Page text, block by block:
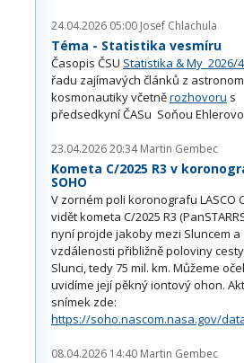
24.04.2026 05:00 Josef Chlachula
Téma - Statistika vesmíru
Časopis ČSU Statistika & My 2026/4
řadu zajímavých článků z
kosmonautiky včetněrozhovoru s
předsedkyní ČASu Soňou
23.04.2026 20:34 Martin Gembec
Kometa C/2025 R3 v
SOHO
V zorném poli koronografu LASCO
vidět kometa C/2025 R3
nyní projde jakoby mezi Sluncem a
vzdálenosti přibližně poloviny
Slunci, tedy 75 mil. km. Můžeme
uvidíme její pěkný iontový ohon.
snímek zde:
https://soho.nascom.nasa.gov/
08.04.2026 14:40 Martin Gembec